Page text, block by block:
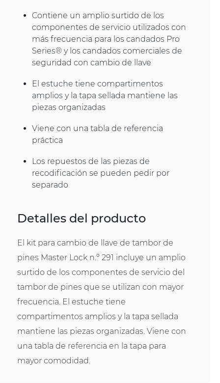
Contiene un amplio surtido de los
componentes de servicio utilizados con
más frecuencia para los candados Pro
Series® y los candados comerciales de
seguridad con cambio de llave
El estuche tiene compartimentos
amplios y la tapa sellada mantiene las
piezas organizadas
Viene con una tabla de referencia
práctica
Los repuestos de las piezas de
recodificación se pueden pedir por
separado
Detalles del producto
El kit para cambio de llave de tambor de
pines Master Lock n.º 291 incluye un amplio
surtido de los componentes de servicio del
tambor de pines que se utilizan con mayor
frecuencia. El estuche tiene
compartimentos amplios y la tapa sellada
mantiene las piezas organizadas. Viene con
una tabla de referencia en la tapa para
mayor comodidad.